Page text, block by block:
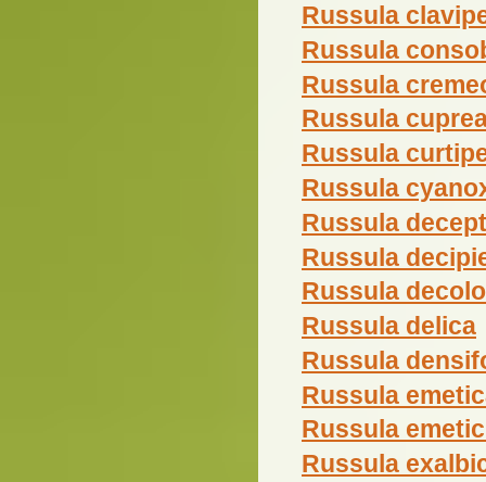
Russula
Russula
Russula
Russula
Russula
Russula
Russula
Russula
Russula
Russula delica
Russula
Russula
Russula
Russula